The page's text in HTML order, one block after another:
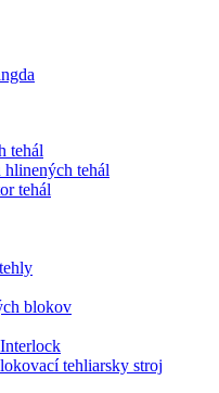
tehál
tehál
tehál
blokov
tehliarsky stroj